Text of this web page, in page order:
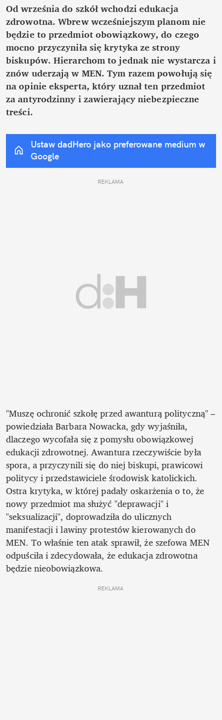
Od września do szkół wchodzi edukacja
zdrowotna. Wbrew wcześniejszym planom nie
będzie to przedmiot obowiązkowy, do czego
mocno przyczyniła się krytyka ze strony
biskupów. Hierarchom to jednak nie wystarcza i
znów uderzają w MEN. Tym razem powołują się
na opinie eksperta, który uznał ten przedmiot
za antyrodzinny i zawierający niebezpieczne
treści.
Ustaw dadHero jako preferowane medium w
Google
REKLAMA
"Muszę ochronić szkołę przed awanturą polityczną" –
powiedziała Barbara Nowacka, gdy wyjaśniła,
dlaczego wycofała się z pomysłu obowiązkowej
edukacji zdrowotnej. Awantura rzeczywiście była
spora, a przyczynili się do niej biskupi, prawicowi
politycy i przedstawiciele środowisk katolickich.
Ostra krytyka, w której padały oskarżenia o to, że
nowy przedmiot ma służyć "deprawacji" i
"seksualizacji", doprowadziła do ulicznych
manifestacji i lawiny protestów kierowanych do
MEN. To właśnie ten atak sprawił, że szefowa MEN
odpuściła i zdecydowała, że edukacja zdrowotna
będzie nieobowiązkowa.
REKLAMA